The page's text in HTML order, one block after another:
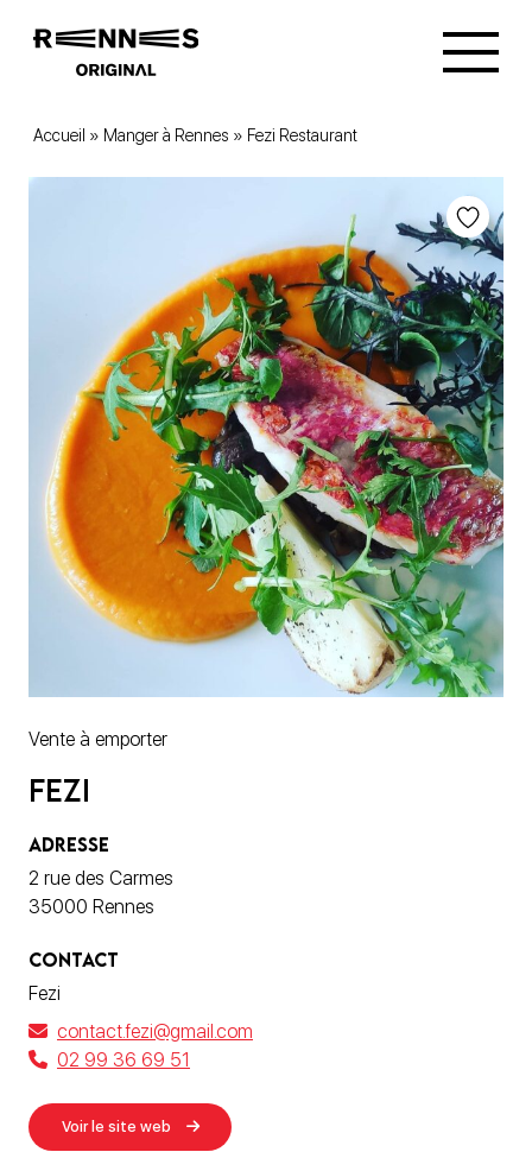
Accueil » Manger à Rennes » Fezi Restaurant
Vente à emporter
Fezi
ADRESSE
2 rue des Carmes
35000 Rennes
CONTACT
Fezi
contact.fezi@gmail.com
02 99 36 69 51
Voir le site web